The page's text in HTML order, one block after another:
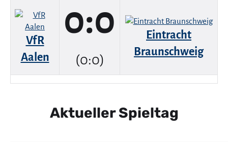
VfR
Aalen
0:0
(0:0)
Eintracht
Braunschweig
Aktueller Spieltag